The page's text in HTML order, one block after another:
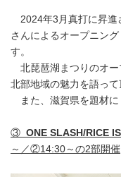
2024年3月真打に昇進
さんによるオープニン
す。
北琵琶湖まつりのオー
北部地域の魅力を語って
また、滋賀県を題材に
③ ONE SLASH/RICE
～／②14:30～の2部開催